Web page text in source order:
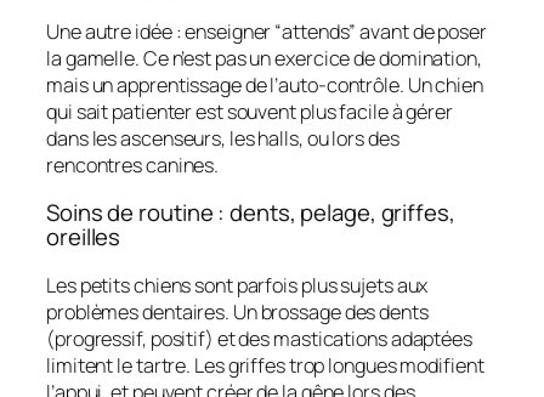
Une autre idée : enseigner “attends” avant de poser
la gamelle. Ce n’est pas un exercice de domination,
mais un apprentissage de l’auto-contrôle. Un chien
qui sait patienter est souvent plus facile à gérer
dans les ascenseurs, les halls, ou lors des
rencontres canines.
Soins de routine : dents, pelage, griffes,
oreilles
Les petits chiens sont parfois plus sujets aux
problèmes dentaires. Un brossage des dents
(progressif, positif) et des mastications adaptées
limitent le tartre. Les griffes trop longues modifient